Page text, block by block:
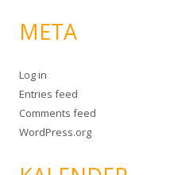
META
Log in
Entries feed
Comments feed
WordPress.org